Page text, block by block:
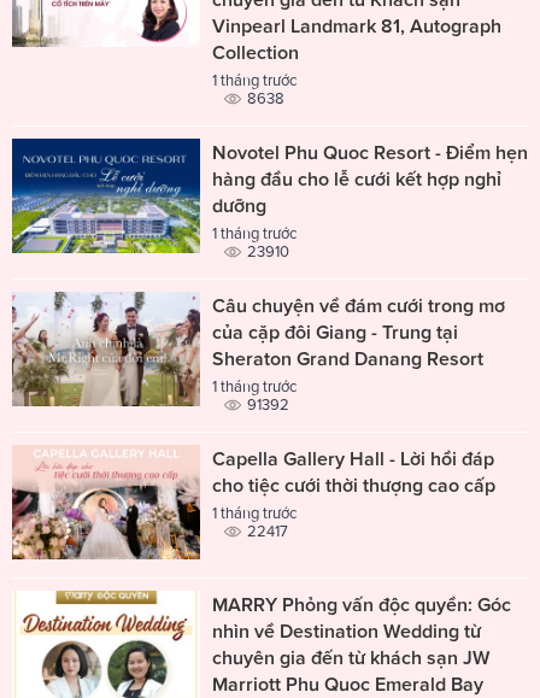
Vinpearl Landmark 81, Autograph
Collection
1 tháng trước
8638
Novotel Phu Quoc Resort - Điểm hẹn
hàng đầu cho lễ cưới kết hợp nghỉ
dưỡng
1 tháng trước
23910
Câu chuyện về đám cưới trong mơ
của cặp đôi Giang - Trung tại
Sheraton Grand Danang Resort
1 tháng trước
91392
Capella Gallery Hall - Lời hồi đáp
cho tiệc cưới thời thượng cao cấp
1 tháng trước
22417
MARRY Phỏng vấn độc quyền: Góc
nhìn về Destination Wedding từ
chuyên gia đến từ khách sạn JW
Marriott Phu Quoc Emerald Bay